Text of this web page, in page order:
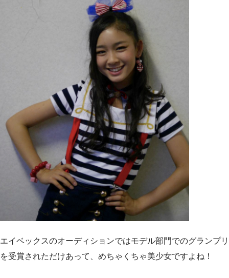
エイベックスのオーディションではモデル部門でのグランプリ
を受賞されただけあって、めちゃくちゃ美少女ですよね！